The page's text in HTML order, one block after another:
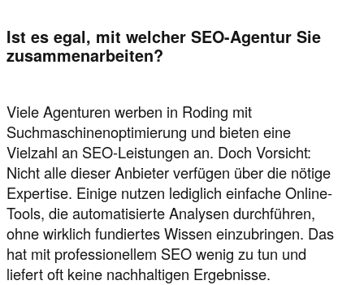
Ist es egal, mit welcher SEO-Agentur Sie
zusammenarbeiten?
Viele Agenturen werben in Roding mit
Suchmaschinenoptimierung und bieten eine
Vielzahl an SEO-Leistungen an. Doch Vorsicht:
Nicht alle dieser Anbieter verfügen über die nötige
Expertise. Einige nutzen lediglich einfache Online-
Tools, die automatisierte Analysen durchführen,
ohne wirklich fundiertes Wissen einzubringen. Das
hat mit professionellem SEO wenig zu tun und
liefert oft keine nachhaltigen Ergebnisse.